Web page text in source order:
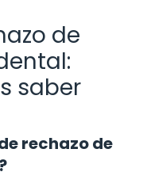
de
saber
rechazo de